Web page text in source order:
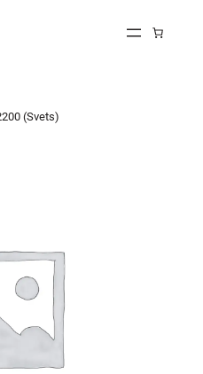
(Svets)